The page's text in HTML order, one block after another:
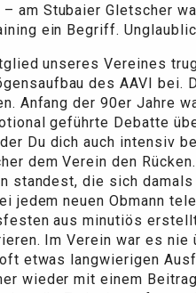
am Stubaier Gletscher
ein Begriff.
unseres Vereines
des AAVI
Anfang der 90er Jahre
geführte Debatte
Du dich auch intensiv
dem Verein den
standest, die sich
jedem neuen Obmann
aus minutiös
Im Verein war es
etwas langwierigen
wieder mit einem